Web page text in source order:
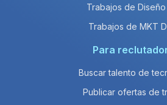
Trabajos de
Trabajos de MKT
Para
Buscar talento de
Publicar ofertas de